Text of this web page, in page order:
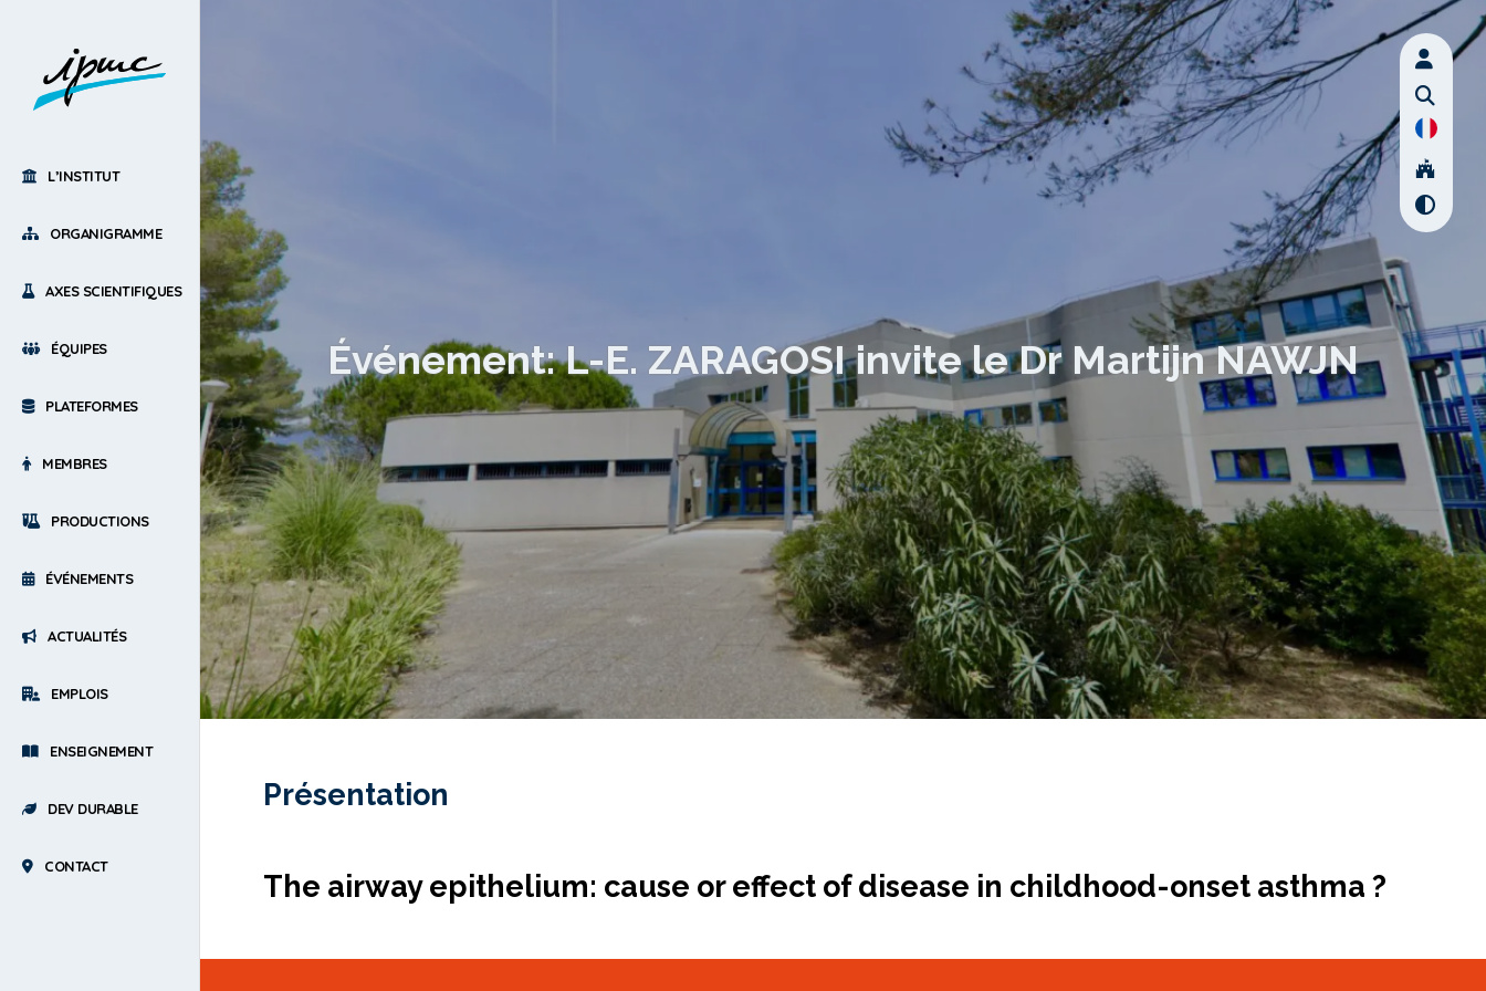
L’INSTITUT
ORGANIGRAMME
AXES SCIENTIFIQUES
ÉQUIPES
PLATEFORMES
MEMBRES
PRODUCTIONS
ÉVÉNEMENTS
ACTUALITÉS
EMPLOIS
ENSEIGNEMENT
DEV DURABLE
CONTACT
Événement: L-E. ZARAGOSI invite le Dr Martijn NAWJN
Présentation
The airway epithelium: cause or effect of disease in childhood-onset asthma ?